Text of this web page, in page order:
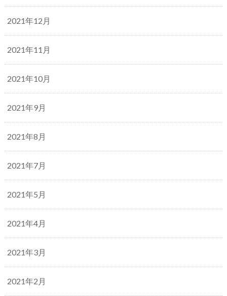
2021年12月
2021年11月
2021年10月
2021年9月
2021年8月
2021年7月
2021年5月
2021年4月
2021年3月
2021年2月